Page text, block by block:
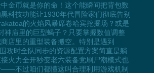
金币就是你的命！这个能瞬间把背包数
科技功能让1930年代冒险家们彻底告别
的火焰风暴席卷哈宾挖掘场？或是
神庙里的巨型蝎子？只要掌握数值调整
店里的重型装备搬空。特别是遇到
攻时全队同步的资源配置方案简直是躺
火力全开秒变老六装备党刷尸潮模式也
不过咱们都懂这叫合理利用游戏机制